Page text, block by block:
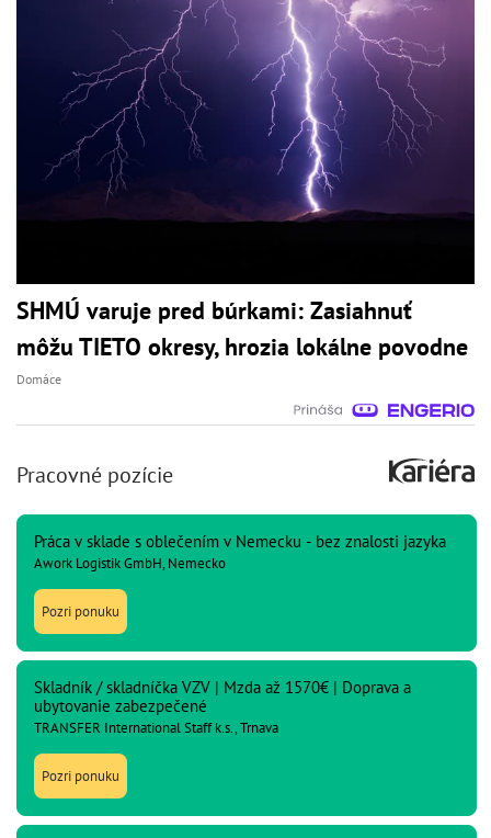
SHMÚ varuje pred búrkami: Zasiahnuť
môžu TIETO okresy, hrozia lokálne povodne
Domáce
Pracovné pozície
Práca v sklade s oblečením v Nemecku - bez znalosti jazyka
Awork Logistik GmbH, Nemecko
Pozri ponuku
Skladník / skladníčka VZV | Mzda až 1570€ | Doprava a
ubytovanie zabezpečené
TRANSFER International Staff k.s., Trnava
Pozri ponuku